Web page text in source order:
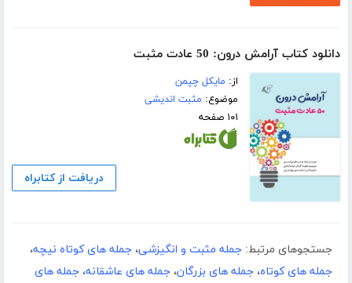
دانلود کتاب آرامش درون: 50 عادت مثبت
از: مایکل چپمن
موضوع: مثبت اندیشی
۱۰۱ صفحه
دریافت از کتابراه
جستجوهای مرتبط: جمله مثبت و انگیزشی، جمله های کوتاه نیچه،
جمله های کوتاه، جمله های بزرگان، جمله های عاشقانه، جمله های